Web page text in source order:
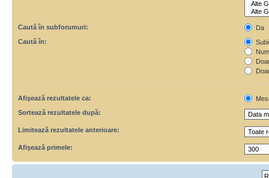
Caută în subforumuri:
Da
Caută în:
Afişează rezultatele ca:
Sortează rezultatele după:
Limitează rezultatele anterioare:
Afişează primele: